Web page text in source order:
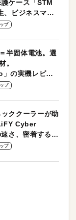
ケース「STM
ビジネスマン
プ
半固体電池。選
。
の実機レビュ
プ
ククーラーが助
Cyber
さ、密着する冷
作性がグッド！
プ